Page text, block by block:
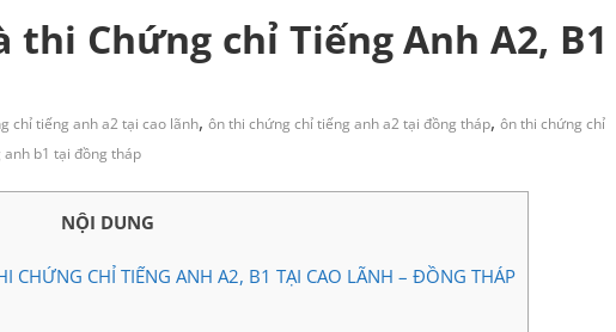
thi Chứng chỉ Tiếng Anh A2, B1
chỉ tiếng anh a2 tại cao lãnh, ôn thi chứng chỉ tiếng anh a2 tại đồng tháp, ôn thi chứng chỉ
b1 tại đồng tháp
NỘI DUNG
CHỨNG CHỈ TIẾNG ANH A2, B1 TẠI CAO LÃNH – ĐỒNG THÁP